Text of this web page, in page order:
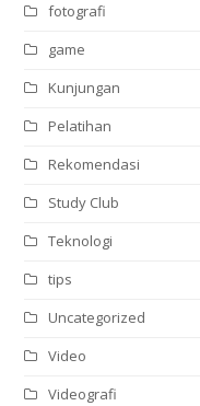
fotografi
game
Kunjungan
Pelatihan
Rekomendasi
Study Club
Teknologi
tips
Uncategorized
Video
Videografi